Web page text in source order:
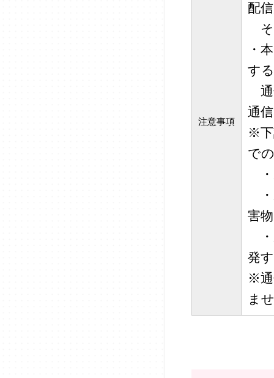
注意事項
配
そ
・
す
通
通
※下
で
・
・
害物
・
発
※通
ま